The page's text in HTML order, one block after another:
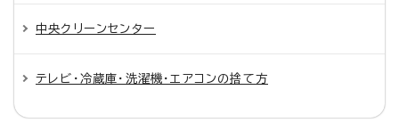
中央クリーンセンター
テレビ・冷蔵庫・洗濯機・エアコンの捨て方